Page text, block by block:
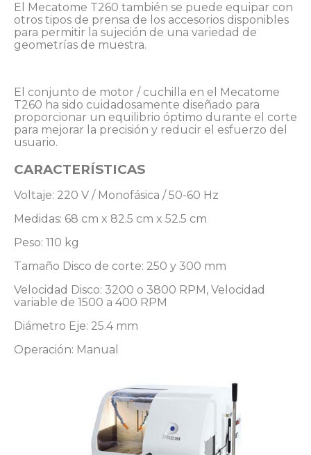
El Mecatome T260 también se puede equipar con
otros tipos de prensa de los accesorios disponibles
para permitir la sujeción de una variedad de
geometrías de muestra.
El conjunto de motor / cuchilla en el Mecatome
T260 ha sido cuidadosamente diseñado para
proporcionar un equilibrio óptimo durante el corte
para mejorar la precisión y reducir el esfuerzo del
usuario.
CARACTERÍSTICAS
Voltaje: 220 V / Monofásica / 50-60 Hz
Medidas: 68 cm x 82.5 cm x 52.5 cm
Peso: 110 kg
Tamaño Disco de corte: 250 y 300 mm
Velocidad Disco: 3200 o 3800 RPM, Velocidad
variable de 1500 a 400 RPM
Diámetro Eje: 25.4 mm
Operación: Manual